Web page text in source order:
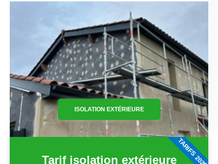
ISOLATION EXTÉRIEURE
Tarif isolation extérieureTARIFS 2026